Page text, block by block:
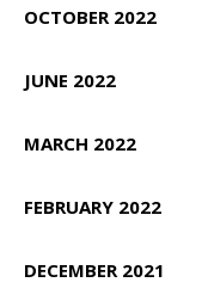
OCTOBER 2022
JUNE 2022
MARCH 2022
FEBRUARY 2022
DECEMBER 2021